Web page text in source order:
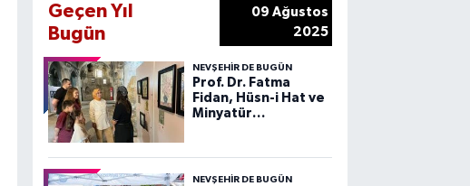
Geçen Yıl
Bugün
09 Ağustos
2025
NEVŞEHIR DE BUGÜN
Prof. Dr. Fatma
Fidan, Hüsn-i Hat ve
Minyatür
NEVŞEHIR DE BUGÜN